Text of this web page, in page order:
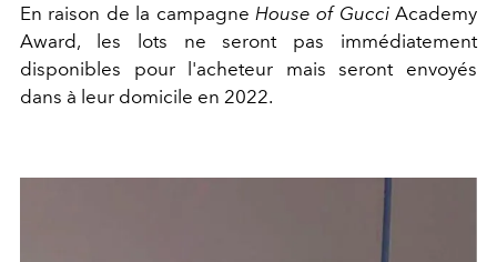
En raison de la campagne House of GucciAcademy
Award, les lots ne seront pas immédiatement
disponibles pour l'acheteur mais seront envoyés
dans à leur domicile en 2022.